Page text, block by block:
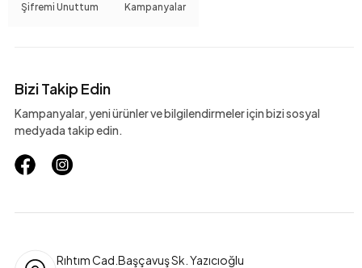
Şifremi Unuttum Kampanyalar
Bizi Takip Edin
Kampanyalar, yeni ürünler ve bilgilendirmeler için bizi sosyal
medyada takip edin.
Rıhtım Cad.Başçavuş Sk. Yazıcıoğlu